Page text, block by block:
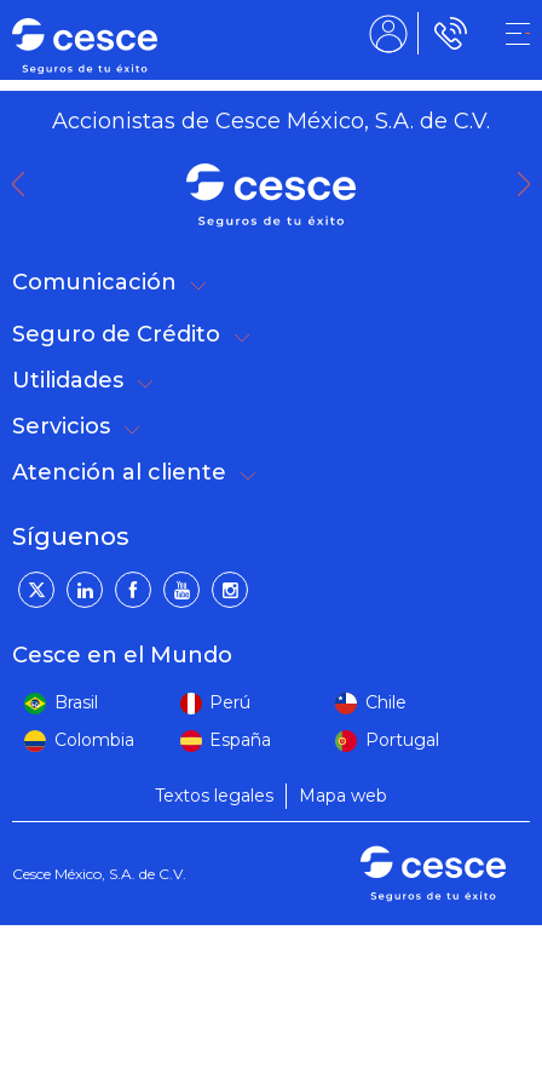
Accionistas de Cesce México, S.A. de C.V.
Comunicación
Seguro de Crédito
Utilidades
Servicios
Atención al cliente
Síguenos
Cesce en el Mundo
Brasil Perú
Chile
Colombia
España Portugal
Textos legales Mapa web
Cesce México, S.A. de C.V.